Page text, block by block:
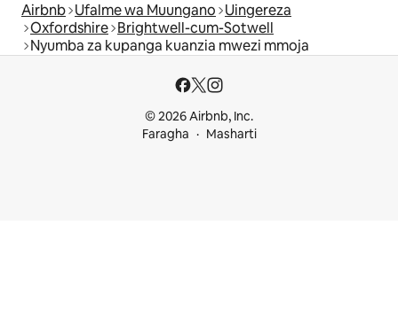
Airbnb Ufalme wa Muungano Uingereza
Oxfordshire Brightwell-cum-Sotwell
Nyumba za kupanga kuanzia mwezi mmoja
© 2026 Airbnb, Inc.
Faragha
Masharti